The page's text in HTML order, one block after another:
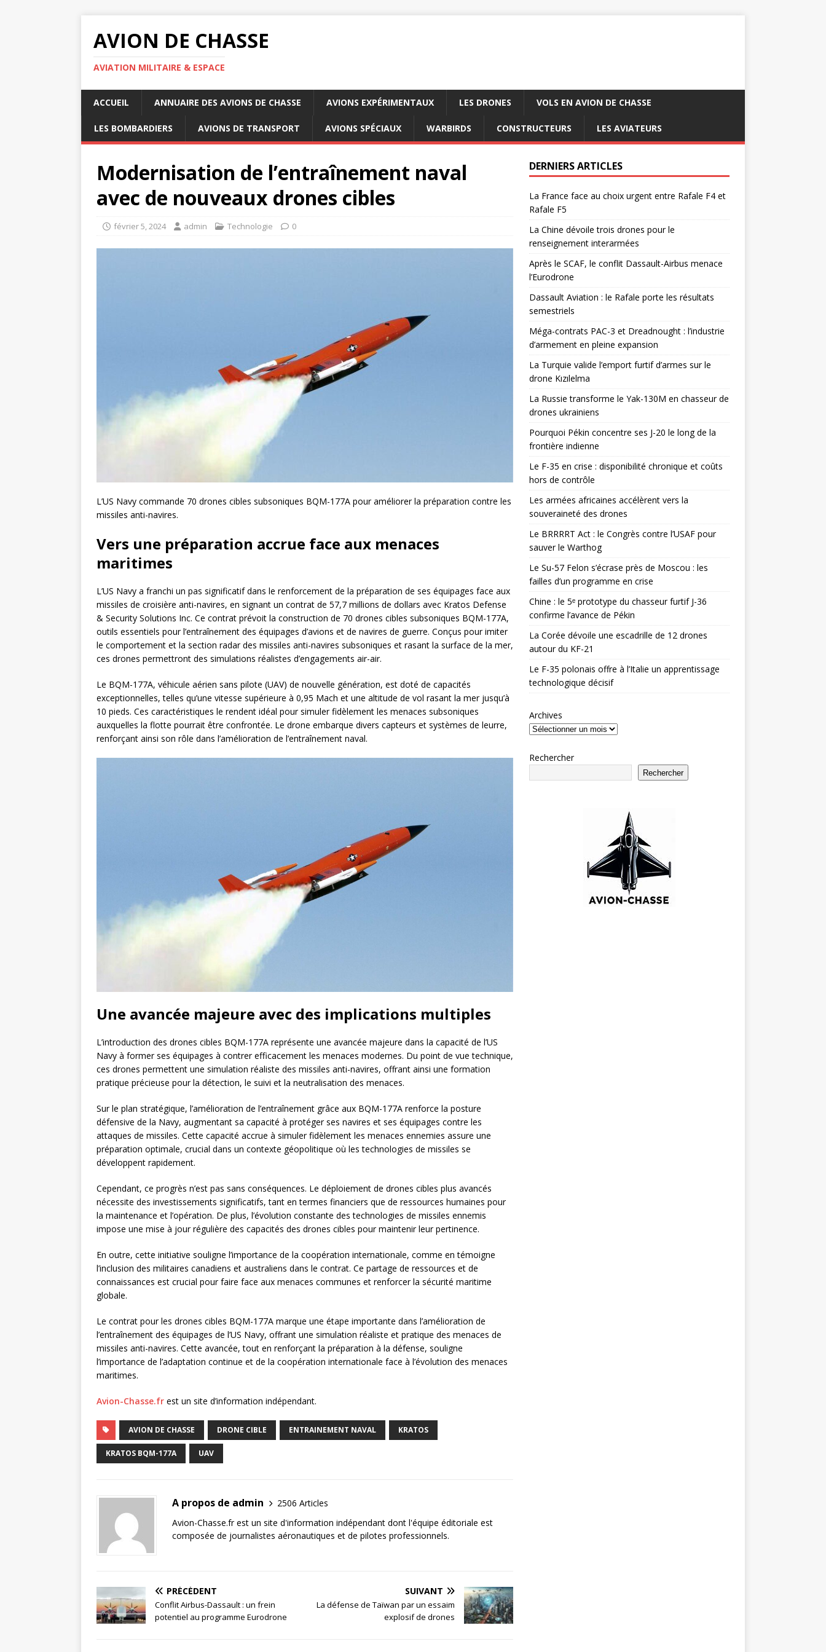
AVION DE CHASSE
AVIATION MILITAIRE & ESPACE
ACCUEIL ANNUAIRE DES AVIONS DE CHASSE AVIONS EXPÉRIMENTAUX LES DRONES VOLS EN AVION DE CHASSE
LES BOMBARDIERS AVIONS DE TRANSPORT AVIONS SPÉCIAUX WARBIRDS CONSTRUCTEURS LES AVIATEURS
Modernisation de l’entraînement naval
avec de nouveaux drones cibles
février 5, 2024 admin Technologie 0
L’US Navy commande 70 drones cibles subsoniques BQM-177A pour améliorer la préparation contre les
missiles anti-navires.
Vers une préparation accrue face aux menaces
maritimes
L’US Navy a franchi un pas significatif dans le renforcement de la préparation de ses équipages face aux
missiles de croisière anti-navires, en signant un contrat de 57,7 millions de dollars avec Kratos Defense
& Security Solutions Inc. Ce contrat prévoit la construction de 70 drones cibles subsoniques BQM-177A,
outils essentiels pour l’entraînement des équipages d’avions et de navires de guerre. Conçus pour imiter
le comportement et la section radar des missiles anti-navires subsoniques et rasant la surface de la mer,
ces drones permettront des simulations réalistes d’engagements air-air.
Le BQM-177A, véhicule aérien sans pilote (UAV) de nouvelle génération, est doté de capacités
exceptionnelles, telles qu’une vitesse supérieure à 0,95 Mach et une altitude de vol rasant la mer jusqu’à
10 pieds. Ces caractéristiques le rendent idéal pour simuler fidèlement les menaces subsoniques
auxquelles la flotte pourrait être confrontée. Le drone embarque divers capteurs et systèmes de leurre,
renforçant ainsi son rôle dans l’amélioration de l’entraînement naval.
Une avancée majeure avec des implications multiples
L’introduction des drones cibles BQM-177A représente une avancée majeure dans la capacité de l’US
Navy à former ses équipages à contrer efficacement les menaces modernes. Du point de vue technique,
ces drones permettent une simulation réaliste des missiles anti-navires, offrant ainsi une formation
pratique précieuse pour la détection, le suivi et la neutralisation des menaces.
Sur le plan stratégique, l’amélioration de l’entraînement grâce aux BQM-177A renforce la posture
défensive de la Navy, augmentant sa capacité à protéger ses navires et ses équipages contre les
attaques de missiles. Cette capacité accrue à simuler fidèlement les menaces ennemies assure une
préparation optimale, crucial dans un contexte géopolitique où les technologies de missiles se
développent rapidement.
Cependant, ce progrès n’est pas sans conséquences. Le déploiement de drones cibles plus avancés
nécessite des investissements significatifs, tant en termes financiers que de ressources humaines pour
la maintenance et l’opération. De plus, l’évolution constante des technologies de missiles ennemis
impose une mise à jour régulière des capacités des drones cibles pour maintenir leur pertinence.
En outre, cette initiative souligne l’importance de la coopération internationale, comme en témoigne
l’inclusion des militaires canadiens et australiens dans le contrat. Ce partage de ressources et de
connaissances est crucial pour faire face aux menaces communes et renforcer la sécurité maritime
globale.
Le contrat pour les drones cibles BQM-177A marque une étape importante dans l’amélioration de
l’entraînement des équipages de l’US Navy, offrant une simulation réaliste et pratique des menaces de
missiles anti-navires. Cette avancée, tout en renforçant la préparation à la défense, souligne
l’importance de l’adaptation continue et de la coopération internationale face à l’évolution des menaces
maritimes.
Avion-Chasse.fr est un site d’information indépendant.
AVION DE CHASSE DRONE CIBLE ENTRAINEMENT NAVAL KRATOS
KRATOS BQM-177A UAV
A propos de admin
2506 Articles
Avion-Chasse.fr est un site d'information indépendant dont l'équipe éditoriale est
composée de journalistes aéronautiques et de pilotes professionnels.
PRÉCÉDENT
Conflit Airbus-Dassault : un frein
potentiel au programme Eurodrone
SUIVANT
La défense de Taïwan par un essaim
explosif de drones
DERNIERS ARTICLES
La France face au choix urgent entre Rafale F4 et
Rafale F5
La Chine dévoile trois drones pour le
renseignement interarmées
Après le SCAF, le conflit Dassault-Airbus menace
l’Eurodrone
Dassault Aviation : le Rafale porte les résultats
semestriels
Méga-contrats PAC-3 et Dreadnought : l’industrie
d’armement en pleine expansion
La Turquie valide l’emport furtif d’armes sur le
drone Kızılelma
La Russie transforme le Yak-130M en chasseur de
drones ukrainiens
Pourquoi Pékin concentre ses J-20 le long de la
frontière indienne
Le F-35 en crise : disponibilité chronique et coûts
hors de contrôle
Les armées africaines accélèrent vers la
souveraineté des drones
Le BRRRRT Act : le Congrès contre l’USAF pour
sauver le Warthog
Le Su-57 Felon s’écrase près de Moscou : les
failles d’un programme en crise
Chine : le 5ᵉ prototype du chasseur furtif J-36
confirme l’avance de Pékin
La Corée dévoile une escadrille de 12 drones
autour du KF-21
Le F-35 polonais offre à l’Italie un apprentissage
technologique décisif
Archives
Rechercher
Rechercher